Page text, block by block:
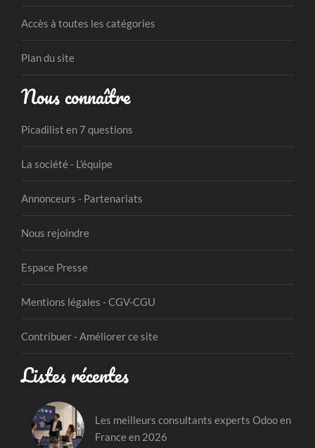
Accès à toutes les catégories
Plan du site
Nous connaître
Picadilist en 7 questions
La société - L'équipe
Annonceurs - Partenariats
Nous rejoindre
Espace Presse
Mentions légales - CGV-CGU
Contribuer - Améliorer ce site
Listes récentes
Les meilleurs consultants experts Odoo en
France en 2026